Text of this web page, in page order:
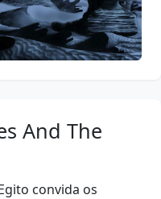
And The
convida os